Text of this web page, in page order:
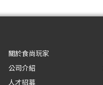
關於食尚玩家
公司介紹
人才招募